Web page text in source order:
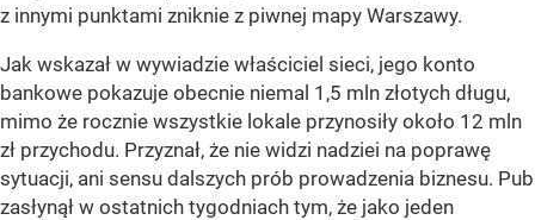
z innymi punktami zniknie z piwnej mapy Warszawy.
Jak wskazał w wywiadzie właściciel sieci, jego konto
bankowe pokazuje obecnie niemal 1,5 mln złotych długu,
mimo że rocznie wszystkie lokale przynosiły około 12 mln
zł przychodu. Przyznał, że nie widzi nadziei na poprawę
sytuacji, ani sensu dalszych prób prowadzenia biznesu. Pub
zasłynął w ostatnich tygodniach tym, że jako jeden